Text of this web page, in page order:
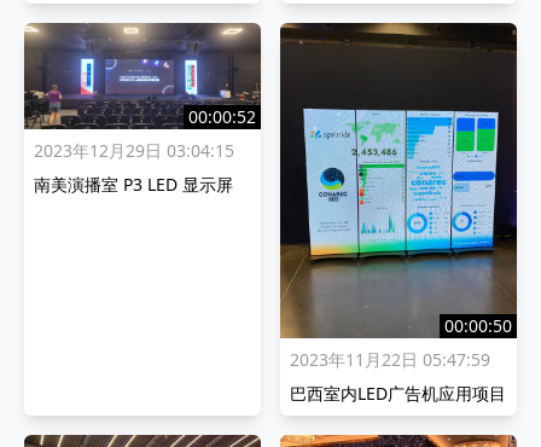
00:00:52
2023年12月29日 03:04:15
南美演播室 P3 LED 显示屏
00:00:50
2023年11月22日 05:47:59
巴西室内LED广告机应用项目